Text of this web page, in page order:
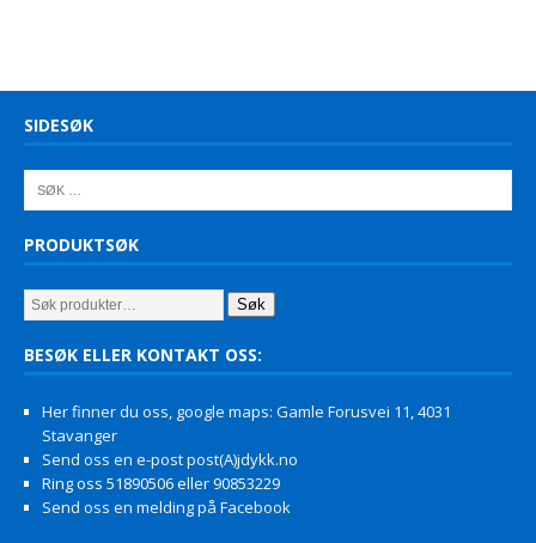
SIDESØK
PRODUKTSØK
Søk
BESØK ELLER KONTAKT OSS:
Her finner du oss, google maps: Gamle Forusvei 11, 4031
Stavanger
Send oss en e-post post(A)jdykk.no
Ring oss 51890506 eller 90853229
Send oss en melding på Facebook